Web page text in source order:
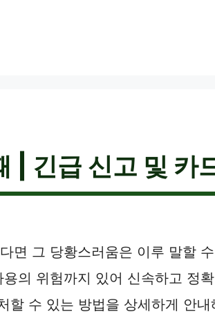
| 긴급 신고 및 카
그 당황스러움은 이루 말할
의 위험까지 있어 신속하고 정
수 있는 방법을 상세하게 안